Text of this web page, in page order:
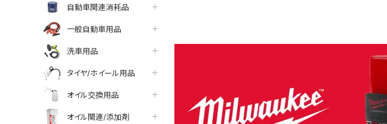
自動車関連消耗品
一般自動車用品
洗車用品
タイヤ/ホイール用品
オイル交換用品
オイル関連/添加剤